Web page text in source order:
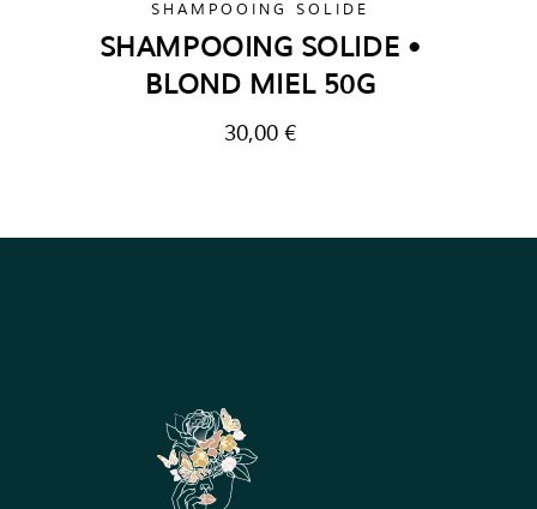
SHAMPOOING SOLIDE
SHAMPOOING SOLIDE •
BLOND MIEL 50G
30,00 €